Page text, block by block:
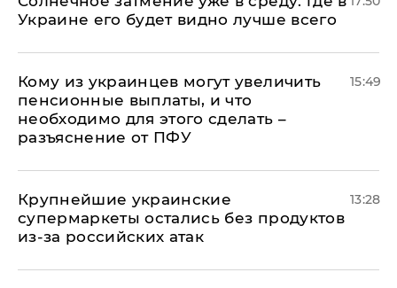
Украине его будет видно лучше всего
Кому из украинцев могут увеличить
пенсионные выплаты, и что
необходимо для этого сделать –
разъяснение от ПФУ
15:49
Крупнейшие украинские
супермаркеты остались без продуктов
из-за российских атак
13:28